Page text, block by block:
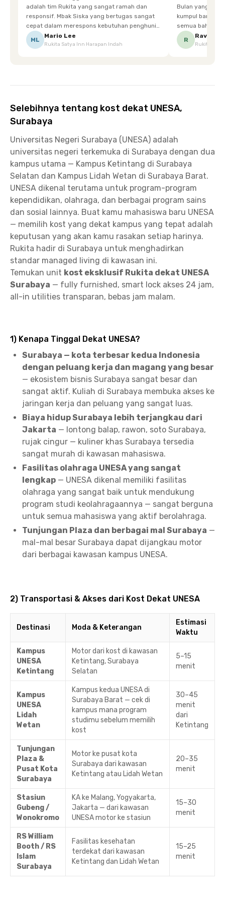
adalah tim Rukita yang sangat ramah dan
responsif. Mbak Siska yang bertugas sangat
cepat dalam merespons kebutuhan penghuni.
Ketika saya meminta keset karena sempat
terpeleset, permintaan tersebut langsung
ML
Mario Lee
Rukita Satya Inn Harapan Indah
Bulan yang super happy! banyak
kumpul bareng
semua bahagia
mgkn saran dari air aja & kebersihan lebih di
R
Ravena
Rukita
Selebihnya tentang kost dekat UNESA,
Surabaya
Universitas Negeri Surabaya (UNESA) adalah
universitas negeri terkemuka di Surabaya dengan dua
kampus utama — Kampus Ketintang di Surabaya
Selatan dan Kampus Lidah Wetan di Surabaya Barat.
UNESA dikenal terutama untuk program-program
kependidikan, olahraga, dan berbagai program sains
dan sosial lainnya. Buat kamu mahasiswa baru UNESA
— memilih kost yang dekat kampus yang tepat adalah
keputusan yang akan kamu rasakan setiap harinya.
Rukita hadir di Surabaya untuk menghadirkan
standar managed living di kawasan ini.
Temukan unit kost eksklusif Rukita dekat UNESA
Surabaya — fully furnished, smart lock akses 24 jam,
all-in utilities transparan, bebas jam malam.
1) Kenapa Tinggal Dekat UNESA?
Surabaya — kota terbesar kedua Indonesia
dengan peluang kerja dan magang yang besar
— ekosistem bisnis Surabaya sangat besar dan
sangat aktif. Kuliah di Surabaya membuka akses ke
jaringan kerja dan peluang yang sangat luas.
Biaya hidup Surabaya lebih terjangkau dari
Jakarta — lontong balap, rawon, soto Surabaya,
rujak cingur — kuliner khas Surabaya tersedia
sangat murah di kawasan mahasiswa.
Fasilitas olahraga UNESA yang sangat
lengkap — UNESA dikenal memiliki fasilitas
olahraga yang sangat baik untuk mendukung
program studi keolahragaannya — sangat berguna
untuk semua mahasiswa yang aktif berolahraga.
Tunjungan Plaza dan berbagai mal Surabaya —
mal-mal besar Surabaya dapat dijangkau motor
dari berbagai kawasan kampus UNESA.
2) Transportasi & Akses dari Kost Dekat UNESA
Destinasi Moda & Keterangan
Estimasi
Waktu
Kampus
UNESA
Ketintang
Motor dari kost di kawasan
Ketintang, Surabaya
Selatan
5–15
menit
Kampus
UNESA
Lidah
Wetan
Kampus kedua UNESA di
Surabaya Barat — cek di
kampus mana program
studimu sebelum memilih
kost
30–45
menit
dari
Ketintang
Tunjungan
Plaza &
Pusat Kota
Surabaya
Motor ke pusat kota
Surabaya dari kawasan
Ketintang atau Lidah Wetan
20–35
menit
Stasiun
Gubeng /
Wonokromo
KA ke Malang, Yogyakarta,
Jakarta — dari kawasan
UNESA motor ke stasiun
15–30
menit
RS William
Booth / RS
Islam
Surabaya
Fasilitas kesehatan
terdekat dari kawasan
Ketintang dan Lidah Wetan
15–25
menit